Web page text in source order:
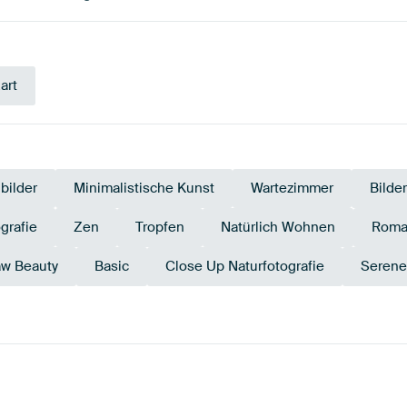
Minimalistische Kunst Wartezimmer
Zen Tropfen Natürlich Wohnen
Beauty Basic Close Up Naturfotografie